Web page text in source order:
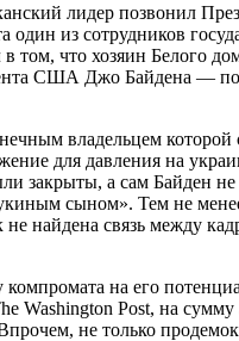
лидер позвонил
один из сотрудников
что хозяин Белого
США Джо Байдена —
владельцем
для давления на
закрыты, а сам Байден
сыном». Тем не
найдена связь между
на его
Post, на сумму
не только